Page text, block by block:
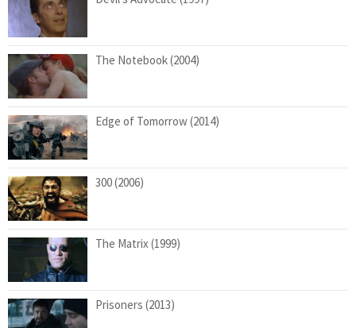
The Notebook (2004)
Edge of Tomorrow (2014)
300 (2006)
The Matrix (1999)
Prisoners (2013)